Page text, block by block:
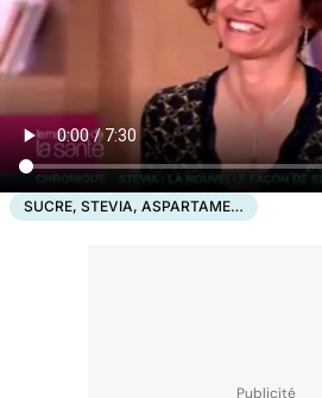
SUCRE, STEVIA, ASPARTAME…